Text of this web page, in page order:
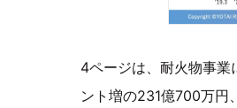
4ページは、耐火物事業
ント増の231億700万円